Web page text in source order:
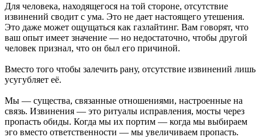
Для человека, находящегося на той стороне, отсутствие
извинений сводит с ума. Это не дает настоящего утешения.
Это даже может ощущаться как газлайтинг. Вам говорят, что
ваш опыт имеет значение — но недостаточно, чтобы другой
человек признал, что он был его причиной.
Вместо того чтобы залечить рану, отсутствие извинений лишь
усугубляет её.
Мы — существа, связанные отношениями, настроенные на
связь. Извинения — это ритуалы исправления, мосты через
пропасть обиды. Когда мы их портим — когда мы выбираем
эго вместо ответственности — мы увеличиваем пропасть.